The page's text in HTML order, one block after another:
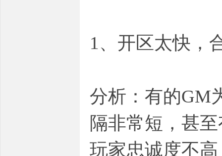
1、开区太快，
分析：有的GM
隔非常短，甚
玩家忠诚度不